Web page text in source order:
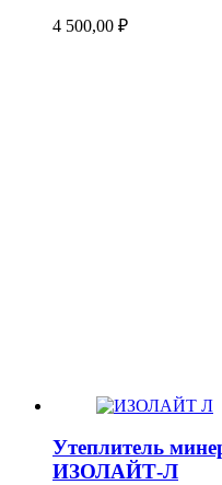
4 500,00 ₽
Утеплитель
ИЗОЛАЙТ-Л